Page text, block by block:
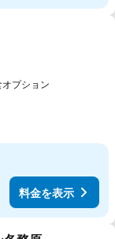
加
プション
料金を表示